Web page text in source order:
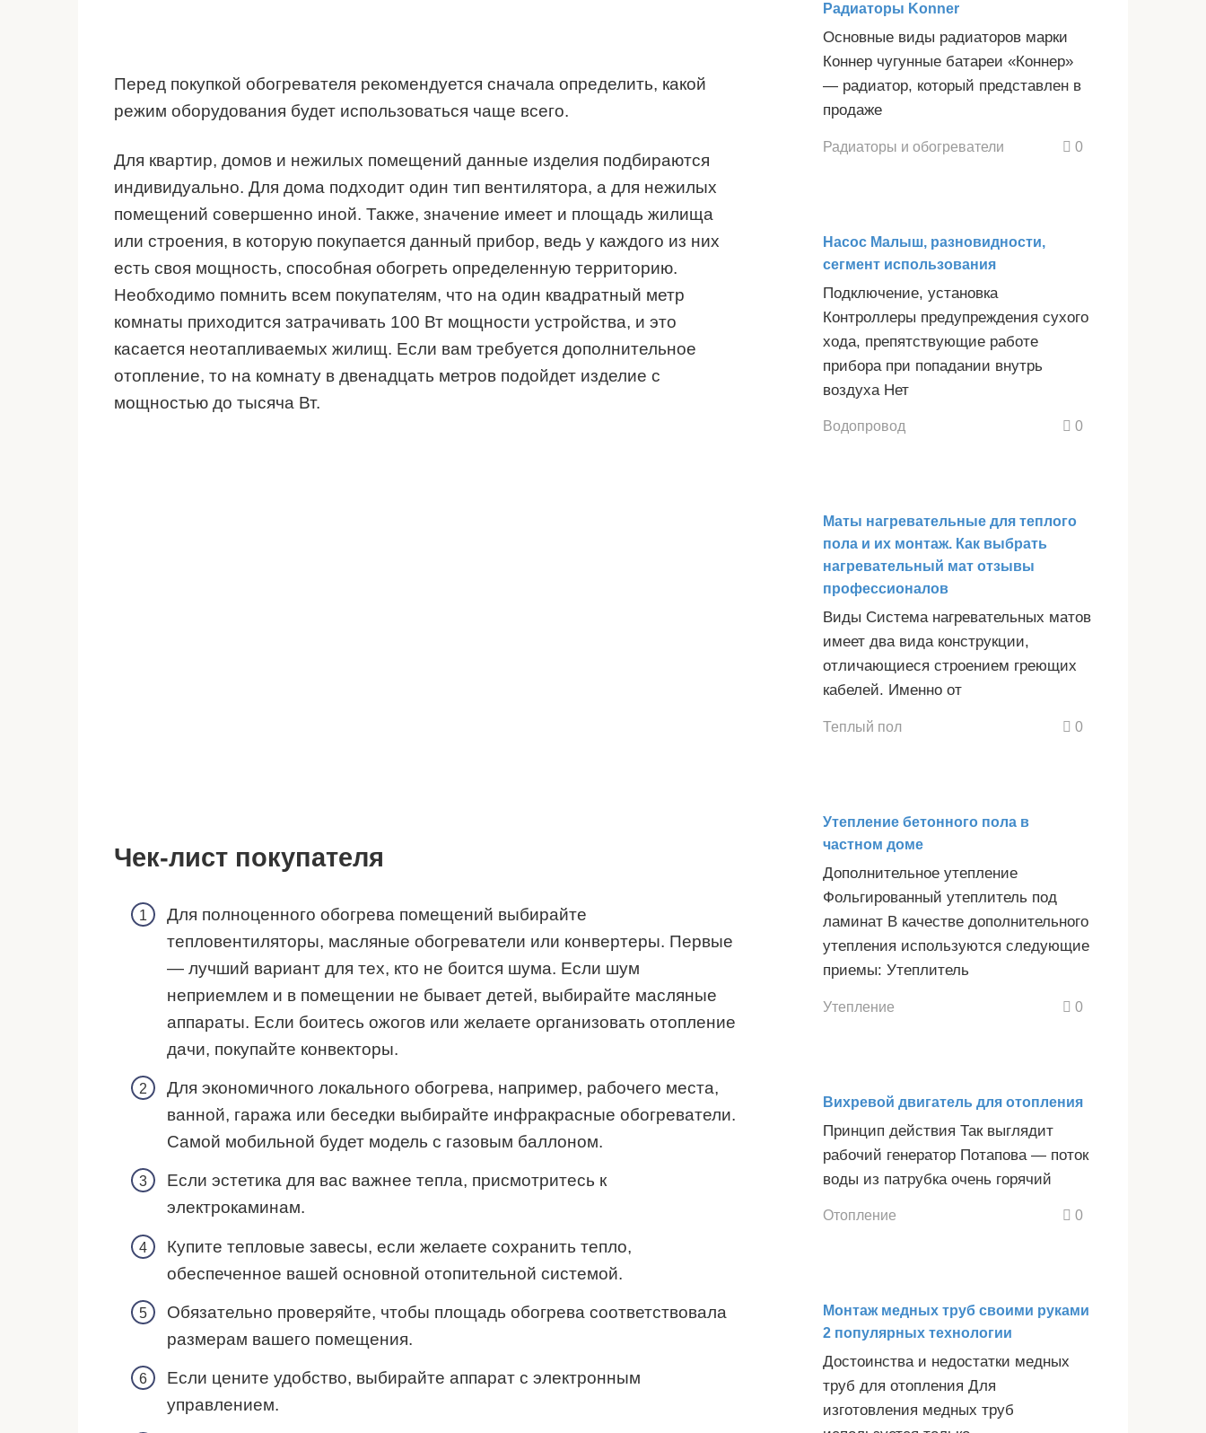
Перед покупкой обогревателя рекомендуется сначала определить, какой
режим оборудования будет использоваться чаще всего.
Для квартир, домов и нежилых помещений данные изделия подбираются
индивидуально. Для дома подходит один тип вентилятора, а для нежилых
помещений совершенно иной. Также, значение имеет и площадь жилища
или строения, в которую покупается данный прибор, ведь у каждого из них
есть своя мощность, способная обогреть определенную территорию.
Необходимо помнить всем покупателям, что на один квадратный метр
комнаты приходится затрачивать 100 Вт мощности устройства, и это
касается неотапливаемых жилищ. Если вам требуется дополнительное
отопление, то на комнату в двенадцать метров подойдет изделие с
мощностью до тысяча Вт.
Чек-лист покупателя
Для полноценного обогрева помещений выбирайте
тепловентиляторы, масляные обогреватели или конвертеры. Первые
— лучший вариант для тех, кто не боится шума. Если шум
неприемлем и в помещении не бывает детей, выбирайте масляные
аппараты. Если боитесь ожогов или желаете организовать отопление
дачи, покупайте конвекторы.
Для экономичного локального обогрева, например, рабочего места,
ванной, гаража или беседки выбирайте инфракрасные обогреватели.
Самой мобильной будет модель с газовым баллоном.
Если эстетика для вас важнее тепла, присмотритесь к
электрокаминам.
Купите тепловые завесы, если желаете сохранить тепло,
обеспеченное вашей основной отопительной системой.
Обязательно проверяйте, чтобы площадь обогрева соответствовала
размерам вашего помещения.
Если цените удобство, выбирайте аппарат с электронным
управлением.
Радиаторы Konner
Основные виды радиаторов марки
Коннер чугунные батареи «Коннер»
— радиатор, который представлен в
продаже
Радиаторы и обогреватели 0
Насос Малыш, разновидности,
сегмент использования
Подключение, установка
Контроллеры предупреждения сухого
хода, препятствующие работе
прибора при попадании внутрь
воздуха Нет
Водопровод 0
Маты нагревательные для теплого
пола и их монтаж. Как выбрать
нагревательный мат отзывы
профессионалов
Виды Система нагревательных матов
имеет два вида конструкции,
отличающиеся строением греющих
кабелей. Именно от
Теплый пол 0
Утепление бетонного пола в
частном доме
Дополнительное утепление
Фольгированный утеплитель под
ламинат В качестве дополнительного
утепления используются следующие
приемы: Утеплитель
Утепление 0
Вихревой двигатель для отопления
Принцип действия Так выглядит
рабочий генератор Потапова — поток
воды из патрубка очень горячий
Отопление 0
Монтаж медных труб своими руками
2 популярных технологии
Достоинства и недостатки медных
труб для отопления Для
изготовления медных труб